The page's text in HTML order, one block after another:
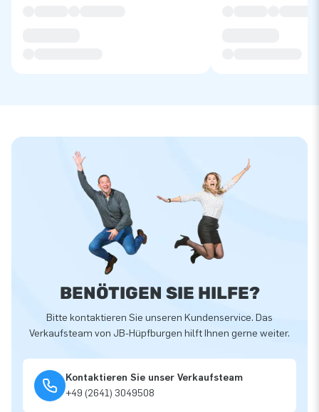
BENÖTIGEN SIE HILFE?
Bitte kontaktieren Sie unseren Kundenservice. Das
Verkaufsteam von JB-Hüpfburgen hilft Ihnen gerne weiter.
Kontaktieren Sie unser Verkaufsteam
+49 (2641) 3049508